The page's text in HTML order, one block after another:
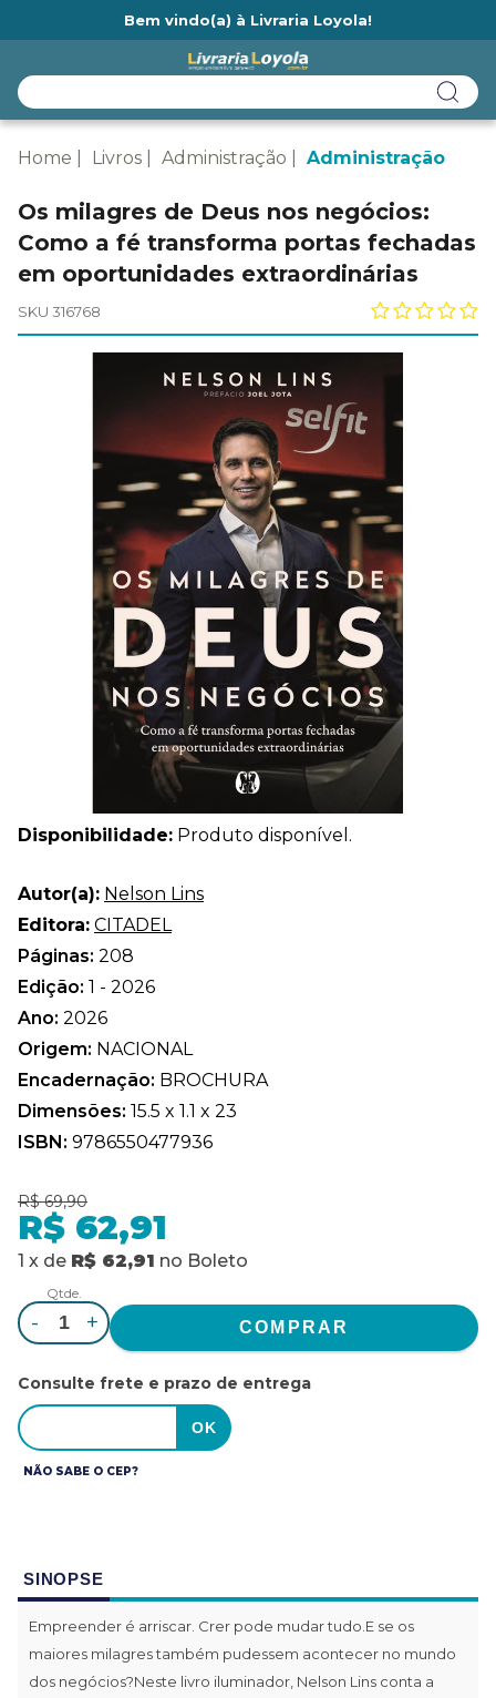
Bem vindo(a) à Livraria Loyola!
Home Livros Administração Administração
Os milagres de Deus nos negócios:
Como a fé transforma portas fechadas
em oportunidades extraordinárias
SKU 316768
Disponibilidade: Produto disponível.
Autor(a): Nelson Lins
Editora: CITADEL
Páginas: 208
Edição: 1 - 2026
Ano: 2026
Origem: NACIONAL
Encadernação: BROCHURA
Dimensões: 15.5 x 1.1 x 23
ISBN: 9786550477936
R$ 69,90
R$ 62,91
1 x de R$ 62,91 no Boleto
Qtde.
- +
Consulte frete e prazo de entrega
NÃO SABE O CEP?
SINOPSE
Empreender é arriscar. Crer pode mudar tudo.E se os
maiores milagres também pudessem acontecer no mundo
dos negócios?Neste livro iluminador, Nelson Lins conta a